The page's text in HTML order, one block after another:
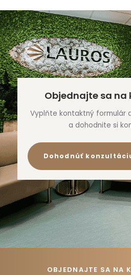
Objednajte sa na
Vyplňte kontaktný formulár
a dohodnite si
Dohodnúť
OBJEDNAJTE SA NA